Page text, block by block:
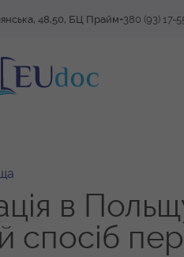
48,50, БЦ Прайм+380 (93) 17-
в
спосіб